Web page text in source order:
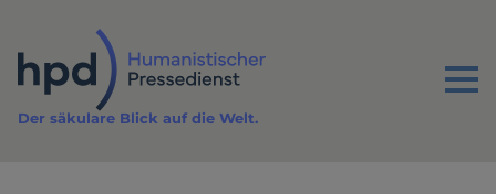
Inhalt
Menu
Der säkulare Blick auf die Welt.